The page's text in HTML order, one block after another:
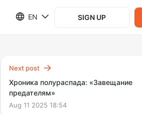
EN SIGN UP
Next post
Хроника полураспада: «Завещание
предателям»
Aug 11 2025 18:54